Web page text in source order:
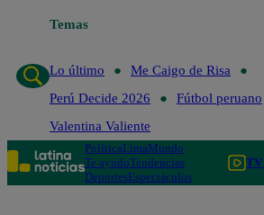
Temas
Caigo de Risa
Lo último
Me Caigo de Risa
Perú Decide 2026
Fútbol peruano
Valentina Valiente
PolíticaLimaMundo
Te ayudoTendencias
DeportesEspectáculos
TV